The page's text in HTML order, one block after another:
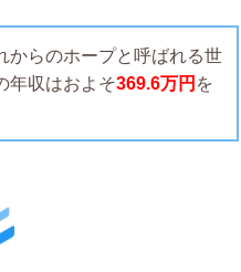
からのホープと呼ばれる世
年収はおよそ369.6万円 を